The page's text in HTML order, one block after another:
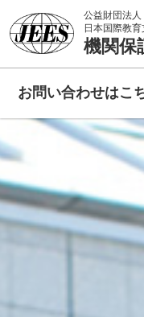
公益財団法人
日本国際教
機関保
お問い合わせはこ